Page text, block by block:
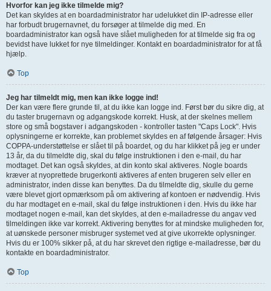
Hvorfor kan jeg ikke tilmelde mig?
Det kan skyldes at en boardadministrator har udelukket din IP-adresse eller
har forbudt brugernavnet, du forsøger at tilmelde dig med. En
boardadministrator kan også have slået muligheden for at tilmelde sig fra og
bevidst have lukket for nye tilmeldinger. Kontakt en boardadministrator for at få
hjælp.
Top
Jeg har tilmeldt mig, men kan ikke logge ind!
Der kan være flere grunde til, at du ikke kan logge ind. Først bør du sikre dig, at
du taster brugernavn og adgangskode korrekt. Husk, at der skelnes mellem
store og små bogstaver i adgangskoden - kontroller tasten "Caps Lock". Hvis
oplysningerne er korrekte, kan problemet skyldes en af følgende årsager: Hvis
COPPA-understøttelse er slået til på boardet, og du har klikket på jeg er under
13 år, da du tilmeldte dig, skal du følge instruktionen i den e-mail, du har
modtaget. Det kan også skyldes, at din konto skal aktiveres. Nogle boards
kræver at nyoprettede brugerkonti aktiveres af enten brugeren selv eller en
administrator, inden disse kan benyttes. Da du tilmeldte dig, skulle du gerne
være blevet gjort opmærksom på om aktivering af kontoen er nødvendig. Hvis
du har modtaget en e-mail, skal du følge instruktionen i den. Hvis du ikke har
modtaget nogen e-mail, kan det skyldes, at den e-mailadresse du angav ved
tilmeldingen ikke var korrekt. Aktivering benyttes for at mindske muligheden for,
at uønskede personer misbruger systemet ved at give ukorrekte oplysninger.
Hvis du er 100% sikker på, at du har skrevet den rigtige e-mailadresse, bør du
kontakte en boardadministrator.
Top